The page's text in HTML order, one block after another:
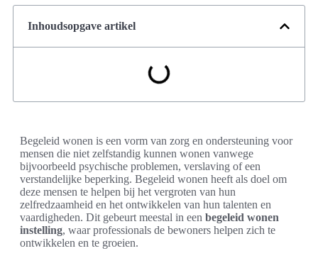
Inhoudsopgave artikel
Begeleid wonen is een vorm van zorg en ondersteuning voor
mensen die niet zelfstandig kunnen wonen vanwege
bijvoorbeeld psychische problemen, verslaving of een
verstandelijke beperking. Begeleid wonen heeft als doel om
deze mensen te helpen bij het vergroten van hun
zelfredzaamheid en het ontwikkelen van hun talenten en
vaardigheden. Dit gebeurt meestal in een begeleid wonen
instelling, waar professionals de bewoners helpen zich te
ontwikkelen en te groeien.